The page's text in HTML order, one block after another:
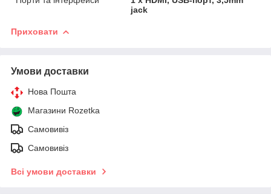
jack
Приховати
Умови доставки
Нова Пошта
Магазини Rozetka
Самовивіз
Самовивіз
Всі умови доставки